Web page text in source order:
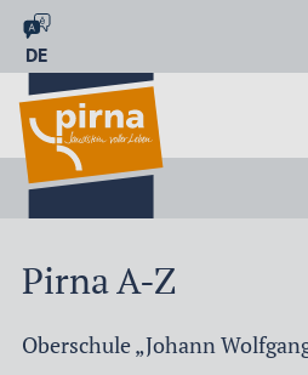
DE
Pirna A-Z
Oberschule „Johann